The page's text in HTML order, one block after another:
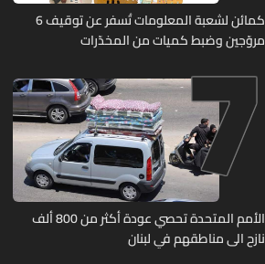
كمائن لشعبة المعلومات تُسفر عن توقيف 6
مروّجين وضبط كميات من المخدّرات
7
الأمم المتحدة تحصي عودة أكثر من 800 ألف
نازح الى مناطقهم في لبنان